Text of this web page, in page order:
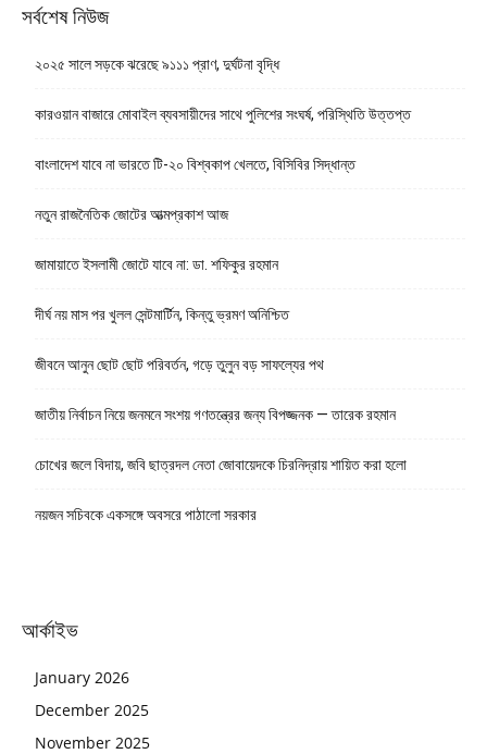
সর্বশেষ নিউজ
২০২৫ সালে সড়কে ঝরেছে ৯১১১ প্রাণ, দুর্ঘটনা বৃদ্ধি
কারওয়ান বাজারে মোবাইল ব্যবসায়ীদের সাথে পুলিশের সংঘর্ষ, পরিস্থিতি উত্তপ্ত
বাংলাদেশ যাবে না ভারতে টি-২০ বিশ্বকাপ খেলতে, বিসিবির সিদ্ধান্ত
নতুন রাজনৈতিক জোটের আত্মপ্রকাশ আজ
জামায়াতে ইসলামী জোটে যাবে না: ডা. শফিকুর রহমান
দীর্ঘ নয় মাস পর খুলল সেন্টমার্টিন, কিন্তু ভ্রমণ অনিশ্চিত
জীবনে আনুন ছোট ছোট পরিবর্তন, গড়ে তুলুন বড় সাফল্যের পথ
জাতীয় নির্বাচন নিয়ে জনমনে সংশয় গণতন্ত্রের জন্য বিপজ্জনক — তারেক রহমান
চোখের জলে বিদায়, জবি ছাত্রদল নেতা জোবায়েদকে চিরনিদ্রায় শায়িত করা হলো
নয়জন সচিবকে একসঙ্গে অবসরে পাঠালো সরকার
আর্কাইভ
January 2026
December 2025
November 2025